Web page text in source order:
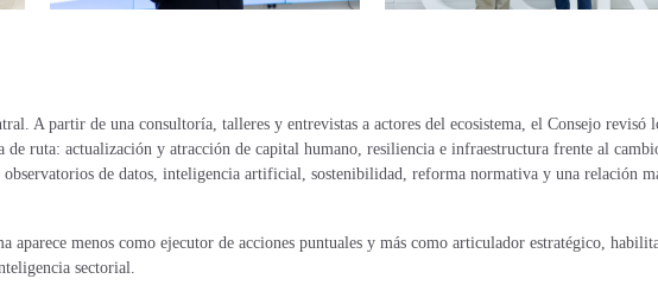
A partir de una consultoría, talleres y entrevistas a actores del ecosistema, el Consejo revisó
ruta: actualización y atracción de capital humano, resiliencia e infraestructura frente al
de datos, inteligencia artificial, sostenibilidad, reforma normativa y una relación
menos como ejecutor de acciones puntuales y más como articulador estratégico,
sectorial.